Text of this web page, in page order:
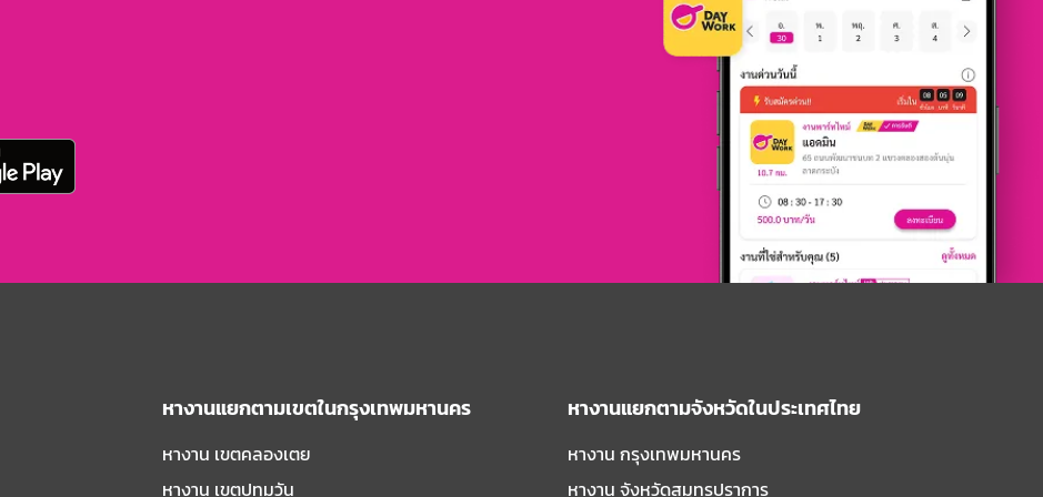
หางานแยกตามเขตในกรุงเทพมหานคร
หางาน เขตคลองเตย
หางาน เขตปทุมวัน
หางานแยกตามจังหวัดในประเทศไทย
หางาน กรุงเทพมหานคร
หางาน จังหวัดสมุทรปราการ